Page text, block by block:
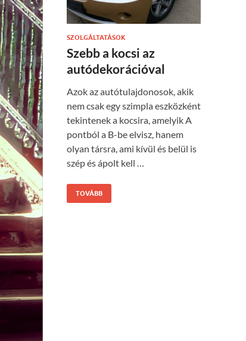
SZOLGÁLTATÁSOK
Szebb a kocsi az
autódekorációval
Azok az autótulajdonosok, akik
nem csak egy szimpla eszközként
tekintenek a kocsira, amelyik A
pontból a B-be elvisz, hanem
olyan társra, ami kívül és belül is
szép és ápolt kell …
TOVÁBB